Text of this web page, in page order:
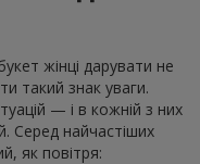
жінці дарувати не
такий знак уваги.
— і в кожній з них
Серед найчастіших
як повітря: